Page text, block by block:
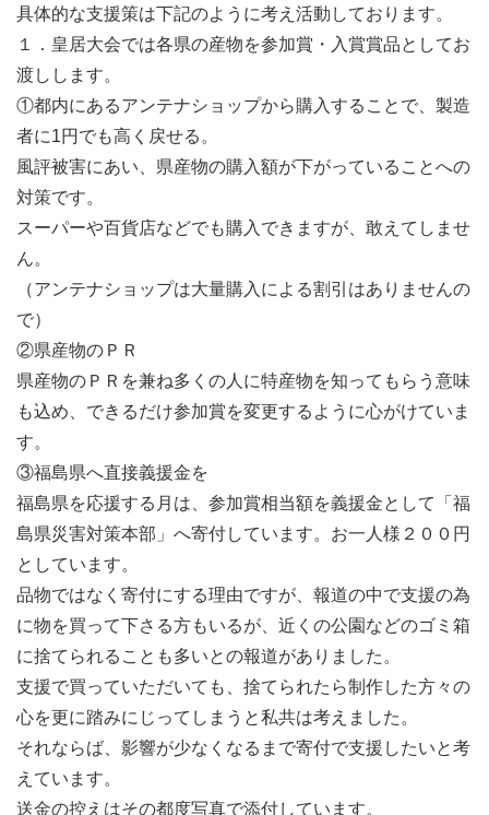
具体的な支援策は下記のように考え活動しております。
１．皇居大会では各県の産物を参加賞・入賞賞品としてお
渡しします。
①都内にあるアンテナショップから購入することで、製造
者に1円でも高く戻せる。
風評被害にあい、県産物の購入額が下がっていることへの
対策です。
スーパーや百貨店などでも購入できますが、敢えてしませ
ん。
（アンテナショップは大量購入による割引はありませんの
で）
②県産物のＰＲ
県産物のＰＲを兼ね多くの人に特産物を知ってもらう意味
も込め、できるだけ参加賞を変更するように心がけていま
す。
③福島県へ直接義援金を
福島県を応援する月は、参加賞相当額を義援金として「福
島県災害対策本部」へ寄付しています。お一人様２００円
としています。
品物ではなく寄付にする理由ですが、報道の中で支援の為
に物を買って下さる方もいるが、近くの公園などのゴミ箱
に捨てられることも多いとの報道がありました。
支援で買っていただいても、捨てられたら制作した方々の
心を更に踏みにじってしまうと私共は考えました。
それならば、影響が少なくなるまで寄付で支援したいと考
えています。
送金の控えはその都度写真で添付しています。